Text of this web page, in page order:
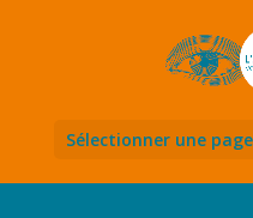
Sélectionner une page